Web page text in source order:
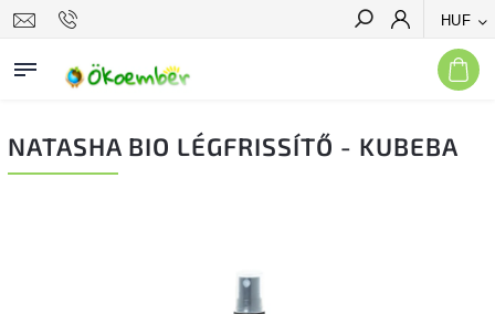
HUF
Keresés
NATASHA BIO LÉGFRISSÍTŐ - KUBEBA